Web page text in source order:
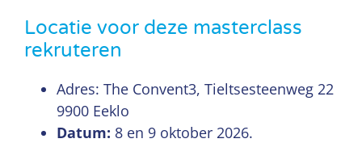
Locatie voor deze masterclass
rekruteren
Adres: The Convent3, Tieltsesteenweg 22
9900 Eeklo
Datum: 8 en 9 oktober 2026.